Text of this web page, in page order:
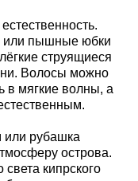
или пышные юбки
струящиеся
Волосы можно
в мягкие волны, а
или рубашка
острова.
кипрского